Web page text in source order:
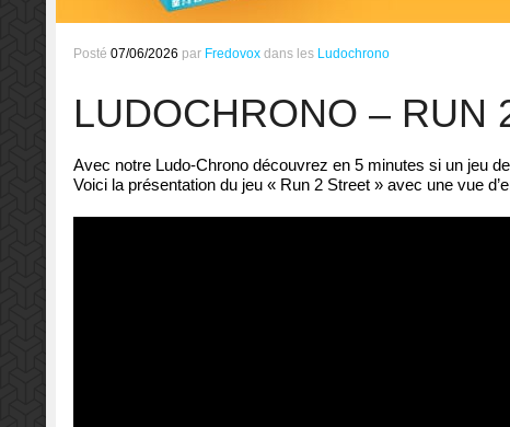
Posté 07/06/2026 par Fredovox dans les Ludochrono
LUDOCHRONO – RUN
Avec notre Ludo-Chrono découvrez en 5 minutes si un jeu
Voici la présentation du jeu « Run 2 Street » avec une vue